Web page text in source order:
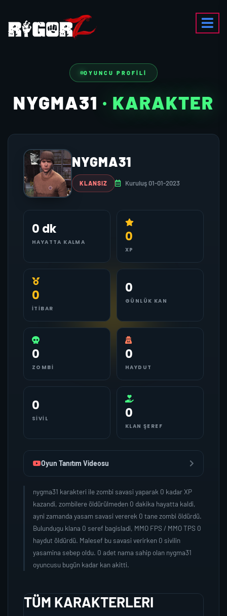
OYUNCU PROFILI
NYGMA31 · KARAKTER
NYGMA31
KLANSIZ Kuruluş 01-01-2023
0 dk
HAYATTA KALMA 0
XP
0
İTIBAR
0
GÜNLÜK KAN
0
ZOMBI
0
HAYDUT
0
SIVIL 0
KLAN ŞEREF
Oyun Tanıtım Videosu
nygma31 karakteri ile zombi savasi yaparak 0 kadar XP
kazandi, zombilere öldürülmeden 0 dakika hayatta kaldi,
ayni zamanda yasam savasi vererek 0 tane zombi öldürdü.
Bulundugu klana 0 seref bagisladi, MMO FPS / MMO TPS 0
haydut öldürdü. Malesef bu savasi verirken 0 sivilin
yasamina sebep oldu. 0 adet nama sahip olan nygma31
oyuncusu bugün kadar kan akitti.
TÜM KARAKTERLERI